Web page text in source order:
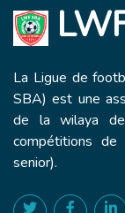
La Ligue de
SBA) est une
de la wilaya
compétitions
senior).